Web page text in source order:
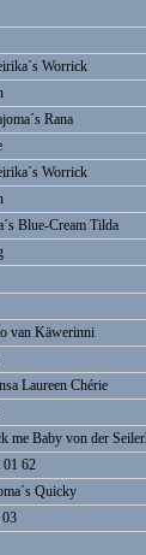
Worrick
Rana
Worrick
Blue-Cream Tilda
van Käwerinni
Laureen Chérie
me Baby von der
62
Quicky